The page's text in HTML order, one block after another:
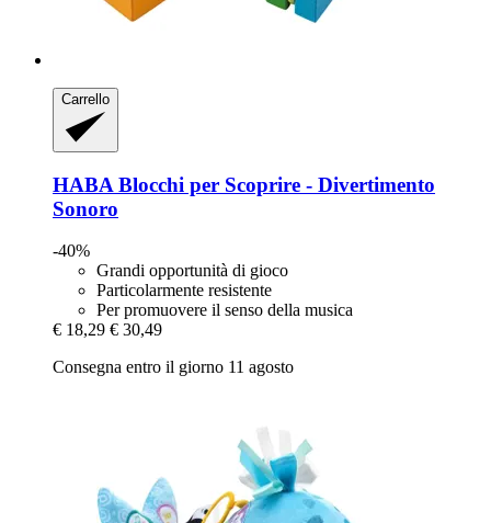
Carrello
HABA Blocchi per Scoprire -​ Divertimento
Sonoro
-40%
Grandi opportunità di gioco
Particolarmente resistente
Per promuovere il senso della musica
€ 18,29 € 30,49
Consegna entro il giorno 11 agosto